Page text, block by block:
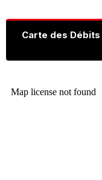
Carte des